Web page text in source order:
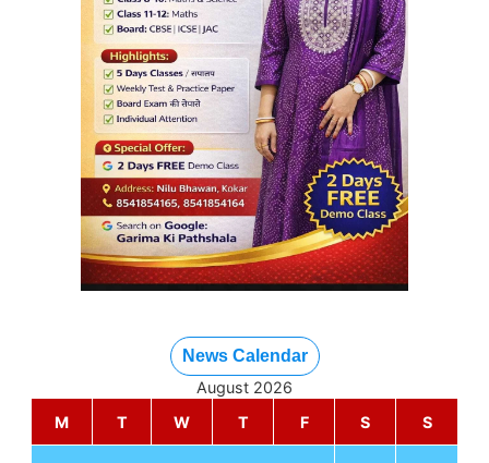
News Calendar
August 2026
M
T W T F S S